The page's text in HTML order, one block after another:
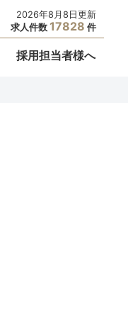
2026年8月8日更新
求人件数 17828 件
採用担当者様へ